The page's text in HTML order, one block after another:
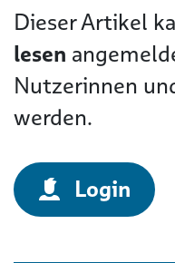
Dieser Artikel
lesen
Nutzerinnen
werden.
Login